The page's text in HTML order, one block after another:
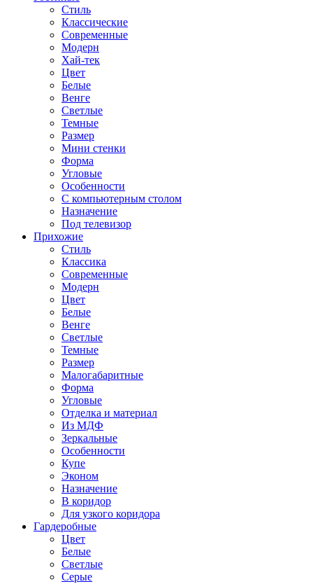
Стиль
Классические
Современные
Модерн
Хай-тек
Цвет
Белые
Венге
Светлые
Темные
Размер
Мини стенки
Форма
Угловые
Особенности
С компьютерным столом
Назначение
Под телевизор
Прихожие
Стиль
Классика
Современные
Модерн
Цвет
Белые
Венге
Светлые
Темные
Размер
Малогабаритные
Форма
Угловые
Отделка и материал
Из МДФ
Зеркальные
Особенности
Купе
Эконом
Назначение
В коридор
Для узкого коридора
Гардеробные
Цвет
Белые
Светлые
Серые